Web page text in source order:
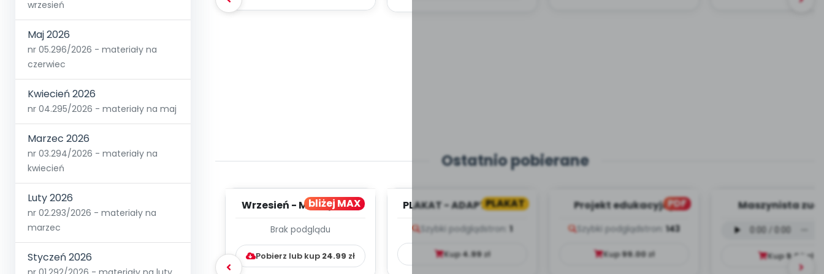
wrzesień
Maj 2026
nr 05.296/2026 - materiały na
czerwiec
Kwiecień 2026
nr 04.295/2026 - materiały na maj
Marzec 2026
nr 03.294/2026 - materiały na
kwiecień
Luty 2026
nr 02.293/2026 - materiały na
marzec
Styczeń 2026
Ostatnio pobierane
bliżej MAX
Wrzesień - MIESIĘCZNY
WYCHOWAWCZO –
DYDAKTYC...
Brak podglądu
Pobierz lub kup 24.99 zł
PLAKAT
PLAKAT - ADAPTACJA -
Szybki podglądstron: 1
Kup4.99zł
PDF
Projekt edukacyjny
Szybki podglądstron: 143
Kup99.00zł
Maszynista
mp3)
Kup9.99 zł